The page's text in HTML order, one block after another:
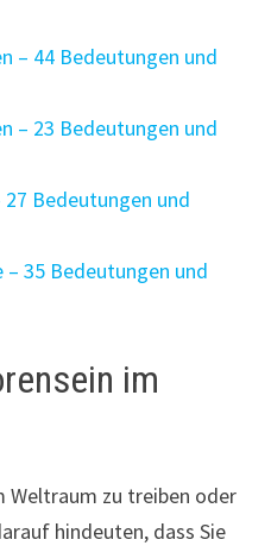
– 44 Bedeutungen und
– 23 Bedeutungen und
Bedeutungen und
35 Bedeutungen und
im
Weltraum zu treiben oder
hindeuten, dass Sie